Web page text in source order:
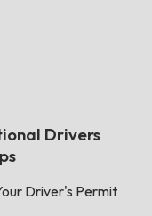
Drivers
Driver's Permit